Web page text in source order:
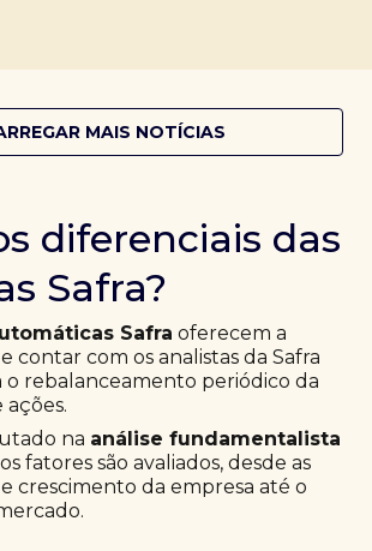
MAIS NOTÍCIAS
diferenciais das
Safra?
Safra oferecem a
contar com os analistas da Safra
o rebalanceamento periódico da
ações.
na análise fundamentalista
fatores são avaliados, desde as
crescimento da empresa até o